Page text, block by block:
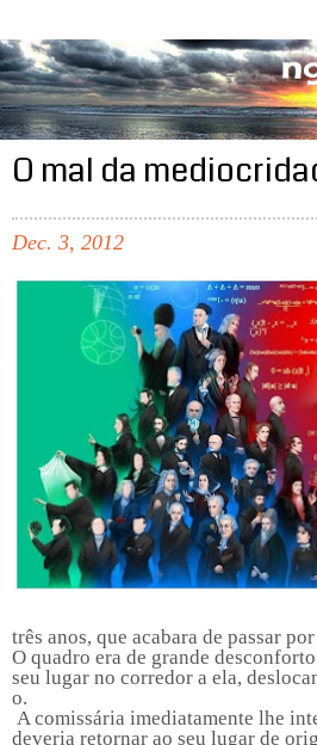
O mal da
Dec. 3, 2012
três anos, que acabara de passar
O quadro era de grande
seu lugar no corredor a ela,
o.
A comissária imediatamente lhe
deveria retornar ao seu lugar de